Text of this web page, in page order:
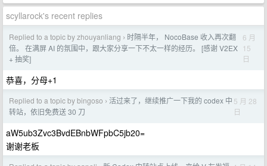
scyllarock's recent replies
Replied to a topic by zhouyanliang › 时隔半年， NocoBase 收入再次翻
倍。 在满屏 AI 的氛围中，跟大家分享一下不太一样的经历。 [感谢 V2EX
+ 抽奖]
6 月
15
日
恭喜，分母+1
Replied to a topic by bingoso › 活过来了，继续推广一下我的 codex 中
转站，依旧免费送 30 刀
5 月 28
日
aW5ub3Zvc3BvdEBnbWFpbC5jb20=
谢谢老板